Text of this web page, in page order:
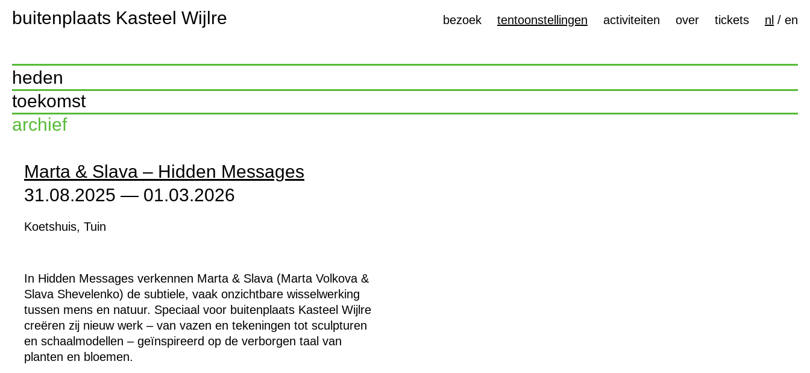
buitenplaats Kasteel Wijlre bezoek tentoonstellingen activiteiten over tickets nl / en
heden
toekomst
archief
Marta & Slava – Hidden Messages
31.08.2025 — 01.03.2026
Koetshuis, Tuin
In Hidden Messages verkennen Marta & Slava (Marta Volkova &
Slava Shevelenko) de subtiele, vaak onzichtbare wisselwerking
tussen mens en natuur. Speciaal voor buitenplaats Kasteel Wijlre
creëren zij nieuw werk – van vazen en tekeningen tot sculpturen
en schaalmodellen – geïnspireerd op de verborgen taal van
planten en bloemen.